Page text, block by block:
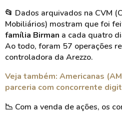
📂 Dados arquivados na CVM
Mobiliários) mostram que foi
família Birman a cada quatro
Ao todo, foram 57 operações
controladora da Arezzo.
Veja também: Americanas
parceria com concorrente
📉 Com a venda de ações, os